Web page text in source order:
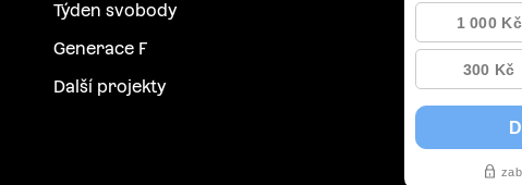
Týden svobody
Generace F
Další projekty